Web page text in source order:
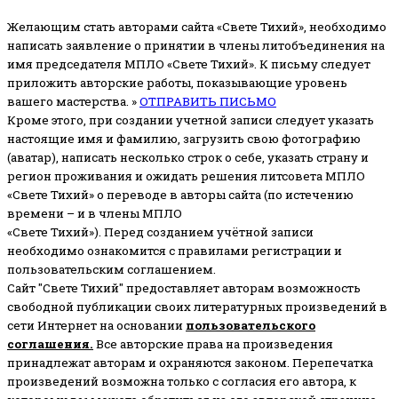
Желающим стать авторами сайта «Свете Тихий», необходимо
написать заявление о принятии в члены литобъединения на
имя председателя МПЛО «Свете Тихий». К письму следует
приложить авторские работы, показывающие уровень
вашего мастерства. »ОТПРАВИТЬ ПИСЬМО
Кроме этого, при создании учетной записи следует указать
настоящие имя и фамилию, загрузить свою фотографию
(аватар), написать несколько строк о себе, указать страну и
регион проживания и ожидать решения литсовета МПЛО
«Свете Тихий» о переводе в авторы сайта (по истечению
времени – и в члены МПЛО
«Свете Тихий»). Перед созданием учётной записи
необходимо ознакомится с правилами регистрации и
пользовательским соглашением.
Сайт "Свете Тихий" предоставляет авторам возможность
свободной публикации своих литературных произведений в
сети Интернет на основании пользовательского
соглашения. Все авторские права на произведения
принадлежат авторам и охраняются законом. Перепечатка
произведений возможна только с согласия его автора, к